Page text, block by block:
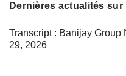
Dernières actualités sur
Transcript : Banijay Group
29, 2026